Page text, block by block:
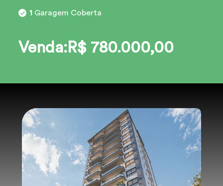
1 Garagem Coberta
Venda:R$ 780.000,00